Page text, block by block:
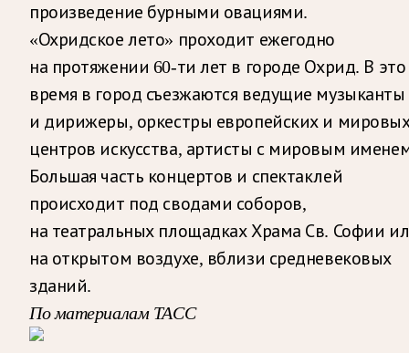
произведение бурными овациями.
«Охридское лето» проходит ежегодно
на протяжении 60-ти лет в городе Охрид. В это
время в город съезжаются ведущие музыканты
и дирижеры, оркестры европейских и
центров искусства, артисты с мировым
Большая часть концертов и спектаклей
происходит под сводами соборов,
на театральных площадках Храма Св. Софии
на открытом воздухе, вблизи средневековых
зданий.
По материалам ТАСС